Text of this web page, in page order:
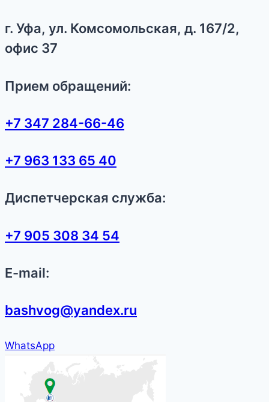
г. Уфа, ул. Комсомольская, д. 167/2,
офис 37
Прием обращений:
+7 347 284-66-46
+7 963 133 65 40
Диспетчерская служба:
+7 905 308 34 54
E-mail:
bashvog@yandex.ru
WhatsApp